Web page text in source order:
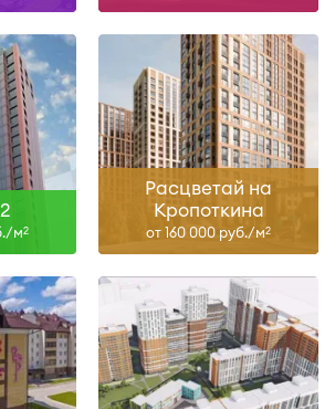
м2
Расцветай на
Кропоткина
от 160 000 руб./м2